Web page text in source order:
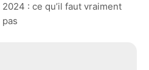
: ce qu’il faut vraiment